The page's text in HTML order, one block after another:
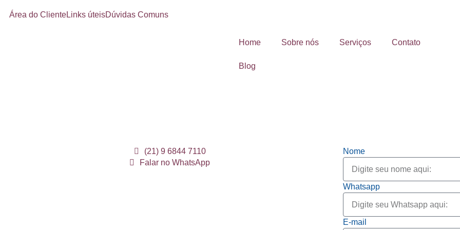
Área do ClienteLinks úteisDúvidas Comuns
Home Sobre nós Serviços Contato
Blog
(21) 9 6844 7110
Falar no WhatsApp
Nome
Whatsapp
E-mail